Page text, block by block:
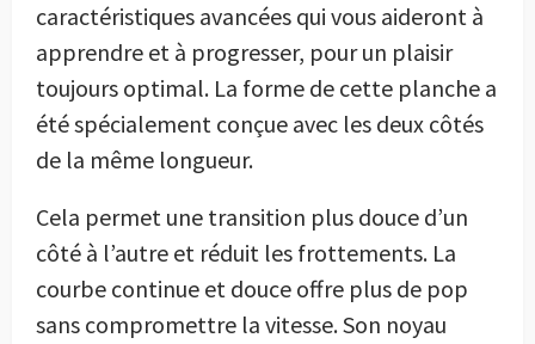
caractéristiques avancées qui vous aideront à
apprendre et à progresser, pour un plaisir
toujours optimal. La forme de cette planche a
été spécialement conçue avec les deux côtés
de la même longueur.
Cela permet une transition plus douce d’un
côté à l’autre et réduit les frottements. La
courbe continue et douce offre plus de pop
sans compromettre la vitesse. Son noyau